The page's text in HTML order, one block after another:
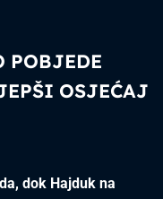
POBJEDE
OSJEĆAJ
dok Hajduk na